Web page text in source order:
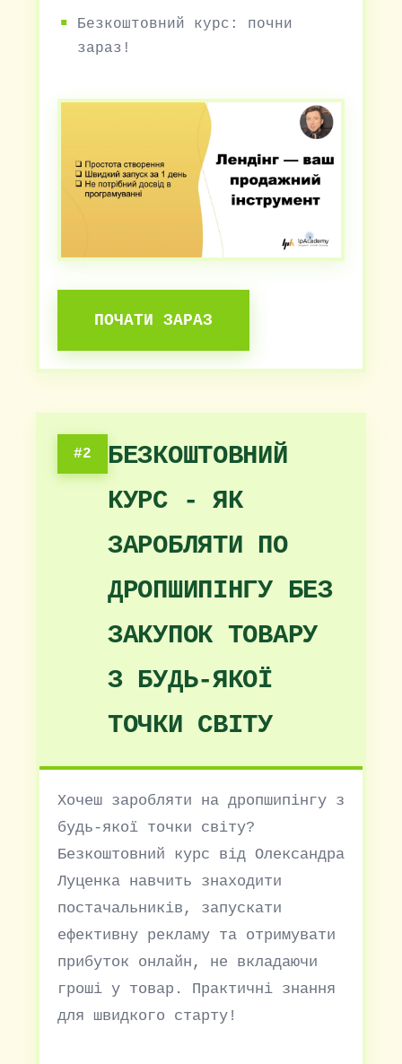
Безкоштовний курс: почни
зараз!
ПОЧАТИ ЗАРАЗ
#2
БЕЗКОШТОВНИЙ
КУРС - ЯК
ЗАРОБЛЯТИ ПО
ДРОПШИПІНГУ БЕЗ
ЗАКУПОК ТОВАРУ
З БУДЬ-ЯКОЇ
ТОЧКИ СВІТУ
Хочеш заробляти на дропшипінгу з
будь-якої точки світу?
Безкоштовний курс від Олександра
Луценка навчить знаходити
постачальників, запускати
ефективну рекламу та отримувати
прибуток онлайн, не вкладаючи
гроші у товар. Практичні знання
для швидкого старту!